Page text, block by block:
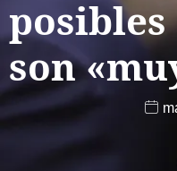
posibles
son